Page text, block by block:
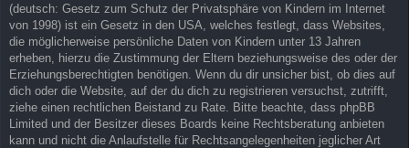
(deutsch: Gesetz zum Schutz der Privatsphäre von Kindern im Internet
von 1998) ist ein Gesetz in den USA, welches festlegt, dass Websites,
die möglicherweise persönliche Daten von Kindern unter 13 Jahren
erheben, hierzu die Zustimmung der Eltern beziehungsweise des oder der
Erziehungsberechtigten benötigen. Wenn du dir unsicher bist, ob dies auf
dich oder die Website, auf der du dich zu registrieren versuchst, zutrifft,
ziehe einen rechtlichen Beistand zu Rate. Bitte beachte, dass phpBB
Limited und der Besitzer dieses Boards keine Rechtsberatung anbieten
kann und nicht die Anlaufstelle für Rechtsangelegenheiten jeglicher Art